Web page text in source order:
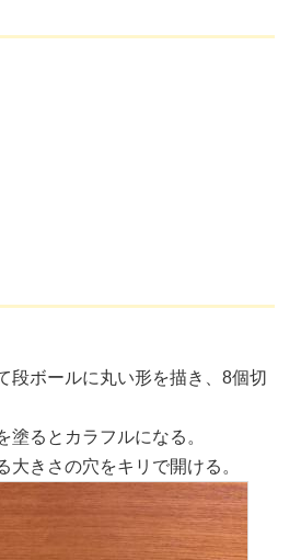
段ボールに丸い形を描き、8個切
塗るとカラフルになる。
大きさの穴をキリで開ける。